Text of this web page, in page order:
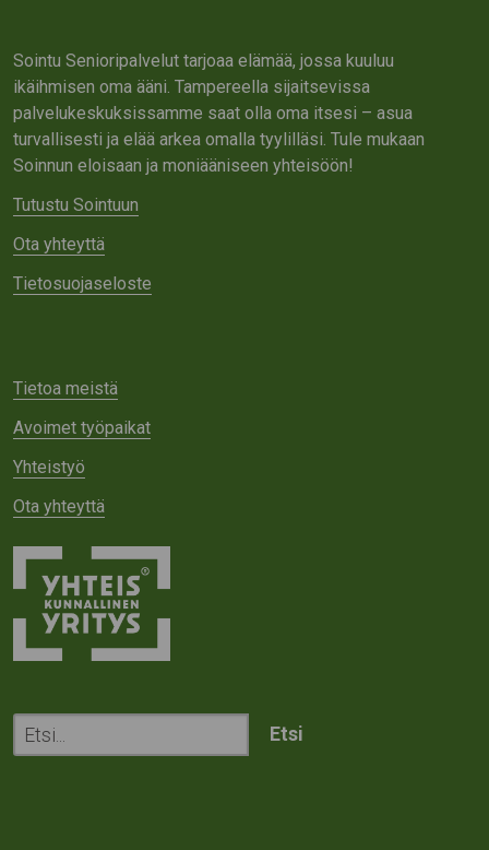
Sointu Senioripalvelut tarjoaa elämää, jossa kuuluu
ikäihmisen oma ääni. Tampereella sijaitsevissa
palvelukeskuksissamme saat olla oma itsesi – asua
turvallisesti ja elää arkea omalla tyylilläsi. Tule mukaan
Soinnun eloisaan ja moniääniseen yhteisöön!
Tutustu Sointuun
Ota yhteyttä
Tietosuojaseloste
Tietoa meistä
Avoimet työpaikat
Yhteistyö
Ota yhteyttä
Etsi
sivustolta: